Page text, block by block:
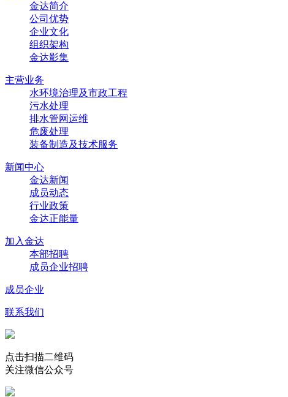
金达简介
公司优势
企业文化
组织架构
金达影集
主营业务
水环境治理及市政工程
污水处理
排水管网运维
危废处理
装备制造及技术服务
新闻中心
金达新闻
成员动态
行业政策
金达正能量
加入金达
本部招聘
成员企业招聘
成员企业
联系我们
点击扫描二维码
关注微信公众号